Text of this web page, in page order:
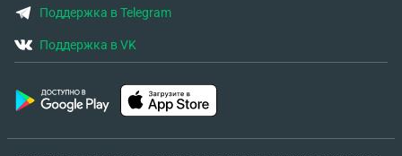
Поддержка в Telegram
Поддержка в VK